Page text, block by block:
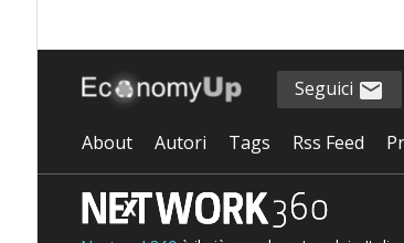
Seguici
About Autori Tags Rss Feed